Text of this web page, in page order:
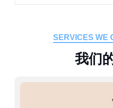
SERVICES WE
我们